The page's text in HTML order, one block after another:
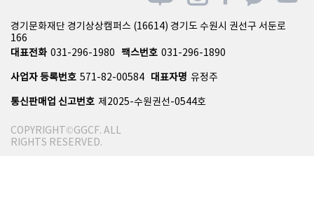
경기문화재단 경기상상캠퍼스 (16614) 경기도 수원시 권선구 서둔로
166
대표전화 031-296-1980 팩스번호 031-296-1890
사업자 등록번호 571-82-00584 대표자명 유정주
통신판매업 신고번호 제2025-수원권선-0544호
COPYRIGHT©GGCF. ALL
RIGHTS RESERVED.